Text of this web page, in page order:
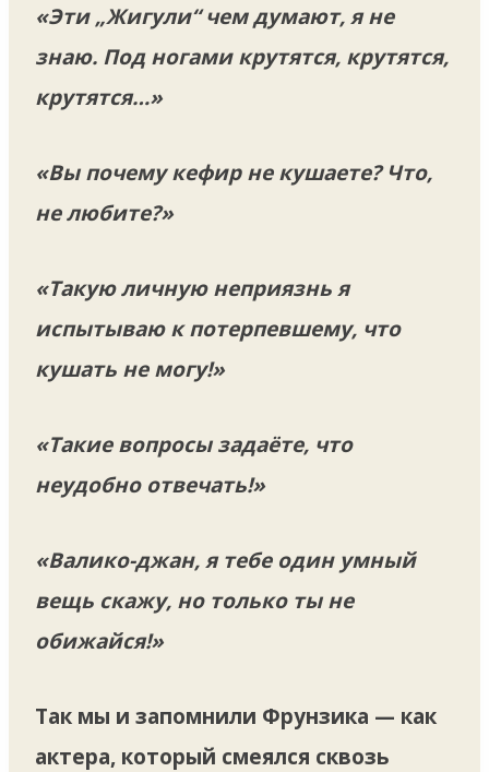
«Эти „Жигули“ чем думают, я не
знаю. Под ногами крутятся, крутятся,
крутятся…»
«Вы почему кефир не кушаете? Что,
не любите?»
«Такую личную неприязнь я
испытываю к потерпевшему, что
кушать не могу!»
«Такие вопросы задаёте, что
неудобно отвечать!»
«Валико-джан, я тебе один умный
вещь скажу, но только ты не
обижайся!»
Так мы и запомнили Фрунзика — как
актера, который смеялся сквозь